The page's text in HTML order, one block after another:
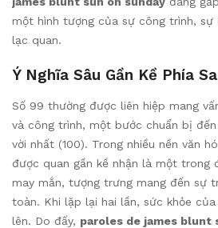
một hình tượng của sự công trình, sự
lạc quan.
Ý Nghĩa Sâu Gần Kề Phía
Số 99 thường được liên hiệp mang
và công trình, một bước chuẩn bị
vời nhất (100). Trong nhiều nền văn
được quan gần kề nhận là một trong
may mắn, tượng trưng mang đến sự
toàn. Khi lặp lại hai lần, sức khỏe
lên. Do đấy, paroles de james blunt